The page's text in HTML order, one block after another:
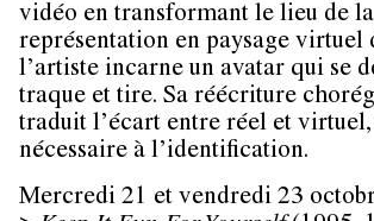
vidéo en transformant le lieu de la
représentation en paysage virtuel
l’artiste incarne un avatar qui se
traque et tire. Sa réécriture
traduit l’écart entre réel et
nécessaire à l’identification.
Mercredi 21 et vendredi 23